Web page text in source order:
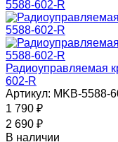
Радиоуправляемая
602-R
Артикул: MKB-5588-
1 790 ₽
2 690 ₽
В наличии